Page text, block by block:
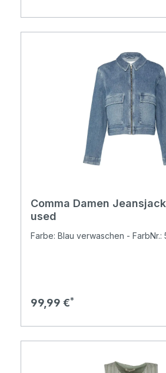
Comma Damen
used
Farbe: Blau verwaschen - FarbNr.:
Regulärer Preis:
99,99 €